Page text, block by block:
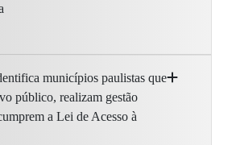
municípios paulistas que
público, realizam gestão
a Lei de Acesso à